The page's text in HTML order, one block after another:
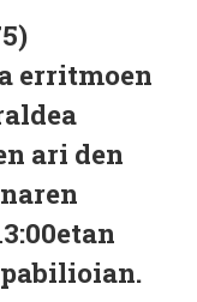
erritmoen
ari den
pabilioian.